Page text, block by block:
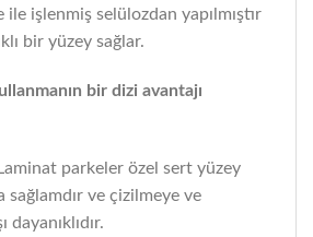
işlenmiş selülozdan yapılmıştır
bir yüzey sağlar.
bir dizi avantajı
parkeler özel sert yüzey
sağlamdır ve çizilmeye ve
dayanıklıdır.